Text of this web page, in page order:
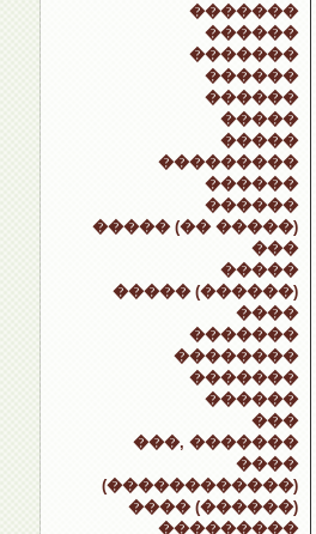
�������
������
�������
������
������
�����
�����
���������
������
������
����� (�� �����)
���
�����
����� (������)
����
�������
��������
�������
������
���
���, �������
����
(������������)
���� (������)
���������